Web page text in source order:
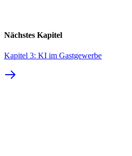
Nächstes Kapitel
Kapitel 3: KI im Gastgewerbe